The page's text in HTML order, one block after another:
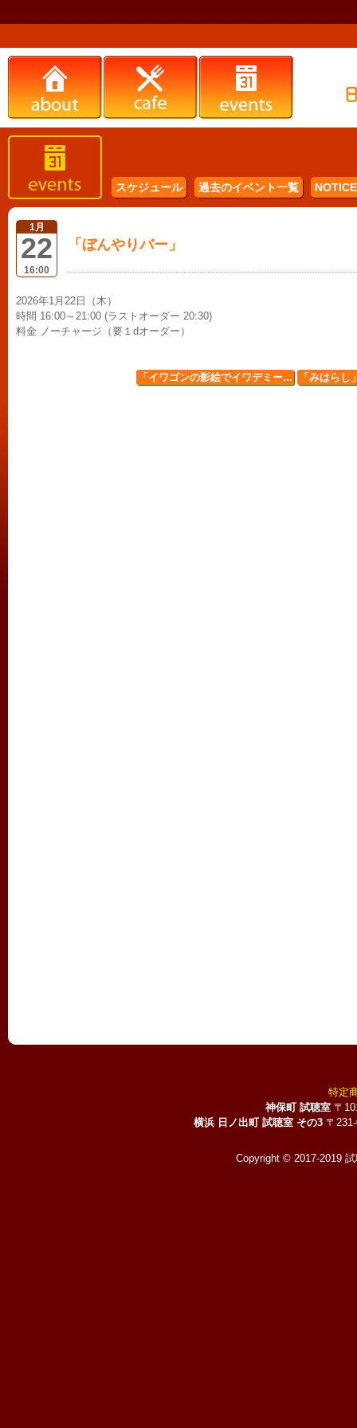
スケジュール 過去のイベント一覧
1月
22
16:00
「ぼんやりバー」
2026年1月22日（木）
時間 16:00～21:00 (ラストオーダー 20:30)
料金 ノーチャージ（要１dオーダー）
「イワゴンの影絵でイワデミー... 「みはら
特定
神保町 試聴室 〒
横浜 日ノ出町 試聴室 その3 〒
Copyright © 2017-2019